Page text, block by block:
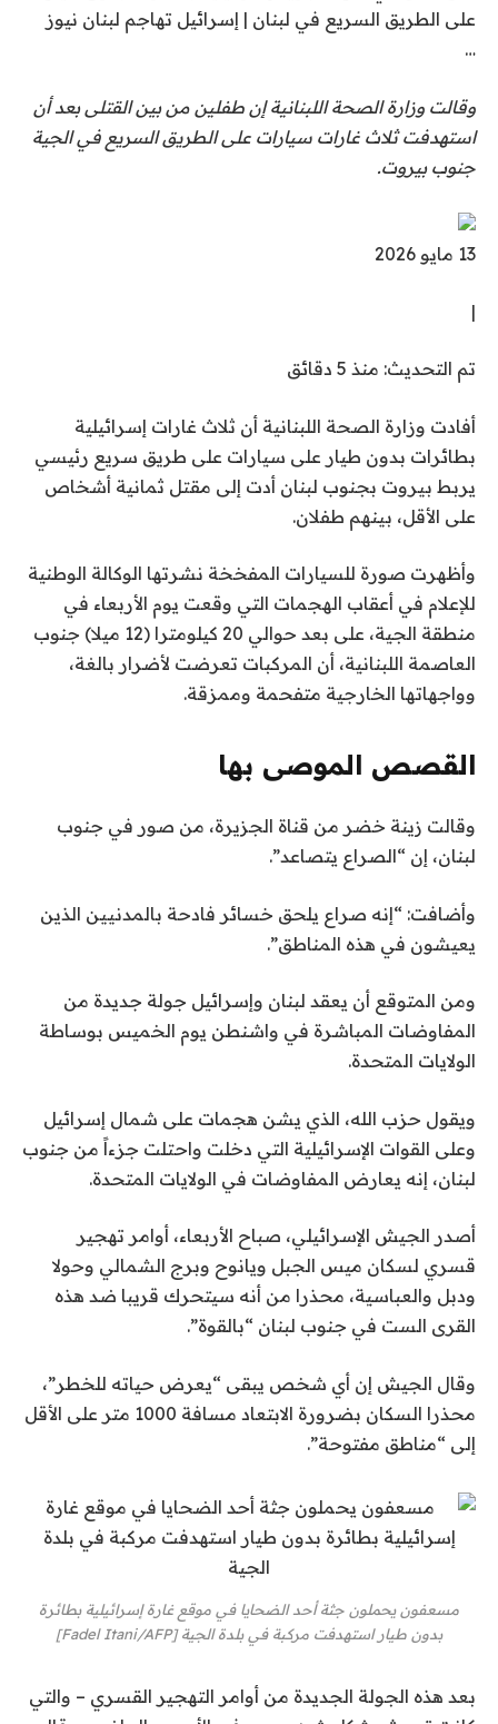
على الطريق السريع في لبنان | إسرائيل تهاجم لبنان نيوز
…
وقالت وزارة الصحة اللبنانية إن طفلين من بين القتلى بعد أن
استهدفت ثلاث غارات سيارات على الطريق السريع في الجية
جنوب بيروت.
نُ
ف
1
3
م
ا
و
2
0
2
6
13 مايو 2026
|
ت
ا
ل
ت
ح
ي
ث
:
م
ن
5
ا
ق
تم التحديث: منذ 5 دقائق
أفادت وزارة الصحة اللبنانية أن ثلاث غارات إسرائيلية
بطائرات بدون طيار على سيارات على طريق سريع رئيسي
يربط بيروت بجنوب لبنان أدت إلى مقتل ثمانية أشخاص
على الأقل، بينهم طفلان.
وأظهرت صورة للسيارات المفخخة نشرتها الوكالة الوطنية
للإعلام في أعقاب الهجمات التي وقعت يوم الأربعاء في
منطقة الجية، على بعد حوالي 20 كيلومترا (12 ميلا) جنوب
العاصمة اللبنانية، أن المركبات تعرضت لأضرار بالغة،
وواجهاتها الخارجية متفحمة وممزقة.
القصص الموصى بها
ا
م
ة
ن
3
ع
ا
ص
ر
ه
ة
ل
ق
ا
م
ة
وقالت زينة خضر من قناة الجزيرة، من صور في جنوب
لبنان، إن “الصراع يتصاعد”.
وأضافت: “إنه صراع يلحق خسائر فادحة بالمدنيين الذين
يعيشون في هذه المناطق”.
ومن المتوقع أن يعقد لبنان وإسرائيل جولة جديدة من
المفاوضات المباشرة في واشنطن يوم الخميس بوساطة
الولايات المتحدة.
ويقول حزب الله، الذي يشن هجمات على شمال إسرائيل
وعلى القوات الإسرائيلية التي دخلت واحتلت جزءاً من جنوب
لبنان، إنه يعارض المفاوضات في الولايات المتحدة.
أصدر الجيش الإسرائيلي، صباح الأربعاء، أوامر تهجير
قسري لسكان ميس الجبل ويانوح وبرج الشمالي وحولا
ودبل والعباسية، محذرا من أنه سيتحرك قريبا ضد هذه
القرى الست في جنوب لبنان “بالقوة”.
وقال الجيش إن أي شخص يبقى “يعرض حياته للخطر”،
محذرا السكان بضرورة الابتعاد مسافة 1000 متر على الأقل
إلى “مناطق مفتوحة”.
مسعفون يحملون جثة أحد الضحايا في موقع غارة إسرائيلية بطائرة
بدون طيار استهدفت مركبة في بلدة الجية [Fadel Itani/AFP]
بعد هذه الجولة الجديدة من أوامر التهجير القسري – والتي